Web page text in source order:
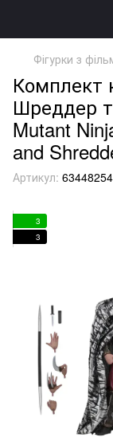
Фігурки з
Комплект
Шреддер
Mutant
and
Артикул:
3
3